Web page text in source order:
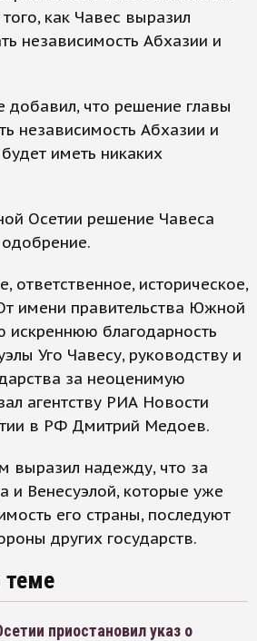
как Чавес выразил
независимость Абхазии и
добавил, что решение главы
независимость Абхазии и
иметь никаких
Осетии решение Чавеса
ответственное, историческое,
имени правительства Южной
благодарность
Уго Чавесу, руководству и
за неоценимую
агентству РИА Новости
в РФ Дмитрий Медоев.
выразил надежду, что за
и Венесуэлой, которые уже
его страны, последуют
других государств.
теме
приостановил указ о